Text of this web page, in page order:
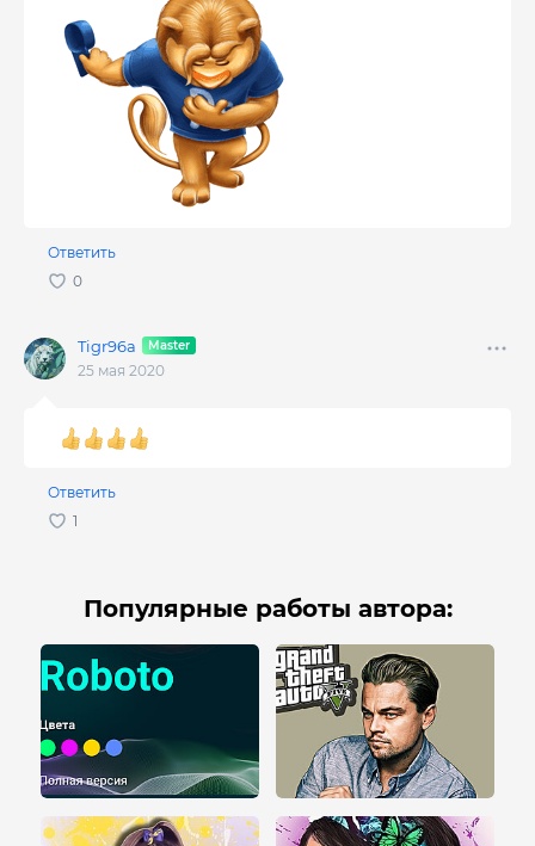
Ответить
Tigr96a
25 мая 2020
Ответить
Популярные работы автора: